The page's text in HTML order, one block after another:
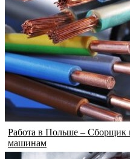
Работа в Польше – Сборщик
машинам